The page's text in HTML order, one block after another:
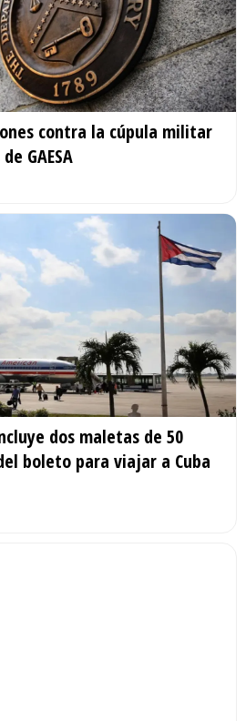
contra la cúpula militar
GAESA
dos maletas de 50
boleto para viajar a Cuba